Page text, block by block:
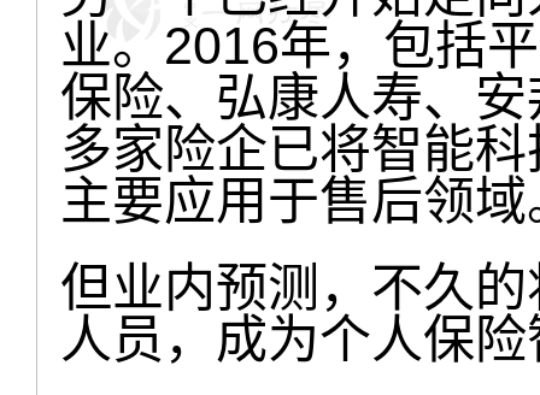
业。2016年，包括
保险、弘康人寿、
多家险企已将智能
主要应用于售后领域
但业内预测，不久
人员，成为个人保